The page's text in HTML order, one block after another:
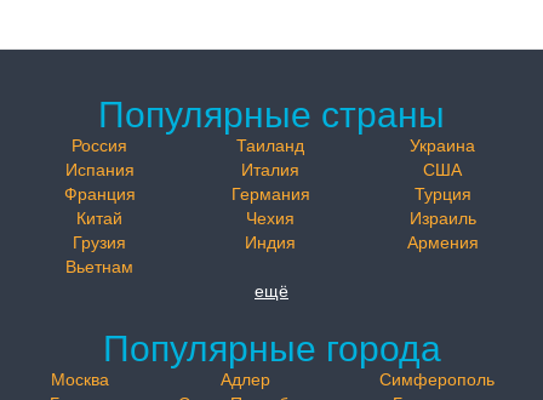
Популярные страны
Россия Таиланд
Украина
Испания
Италия
США
Франция
Германия
Турция
Китай
Чехия
Израиль
Грузия
Индия
Армения
Вьетнам
ещё
Популярные города
Москва Адлер
Симферополь